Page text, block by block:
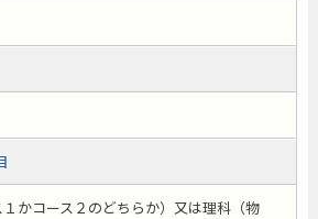
かコース２のどちらか）又は理科（物